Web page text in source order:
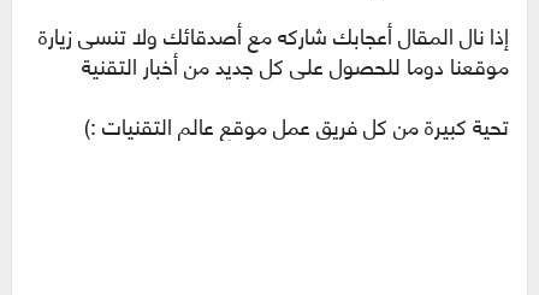
إذا نال المقال أعجابك شاركه مع أصدقائك ولا تنسى زيارة
موقعنا دوما للحصول على كل جديد من أخبار التقنية
تحية كبيرة من كل فريق عمل موقع عالم التقنيات :)